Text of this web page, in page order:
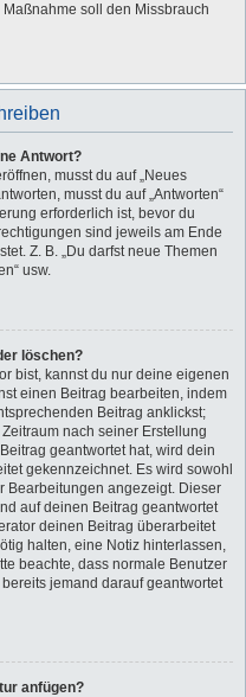
soll den Missbrauch
Antwort?
musst du auf „Neues
musst du auf „Antworten“
erforderlich ist, bevor du
sind jeweils am Ende
Z. B. „Du darfst neue Themen
usw.
löschen?
bist, kannst du nur deine eigenen
einen Beitrag bearbeiten, indem
Beitrag anklickst;
nach seiner Erstellung
geantwortet hat, wird dein
gekennzeichnet. Es wird sowohl
Bearbeitungen angezeigt. Dieser
auf deinen Beitrag geantwortet
deinen Beitrag überarbeitet
halten, eine Notiz hinterlassen,
beachte, dass normale Benutzer
jemand darauf geantwortet
anfügen?